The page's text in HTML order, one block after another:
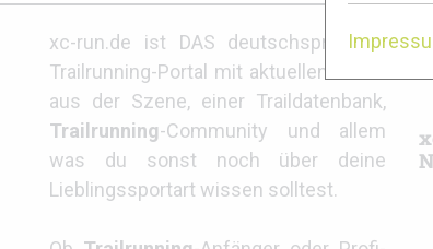
xc-run.de ist DAS deutschsprachige
Trailrunning-Portal mit aktuellen News
aus der Szene, einer Traildatenbank,
Trailrunning-Community und allem
was du sonst noch über deine
Lieblingssportart wissen solltest.